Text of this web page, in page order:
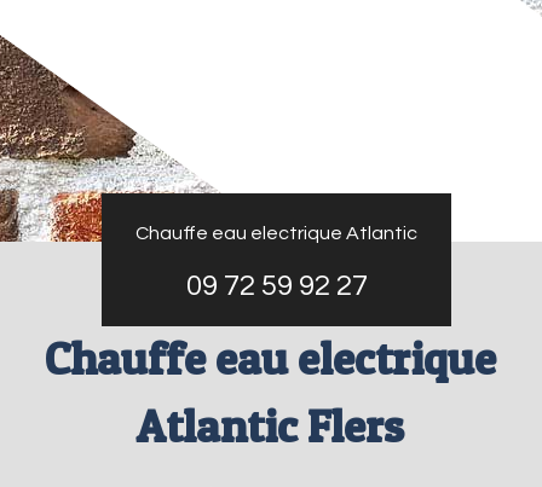
Chauffe eau electrique Atlantic
09 72 59 92 27
Chauffe eau electrique
Atlantic Flers